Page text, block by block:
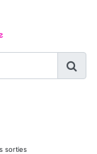
sorties